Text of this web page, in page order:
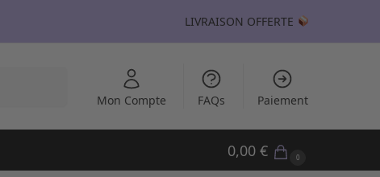
LIVRAISON OFFERTE
Mon Compte FAQs Paiement
0,00 € 0